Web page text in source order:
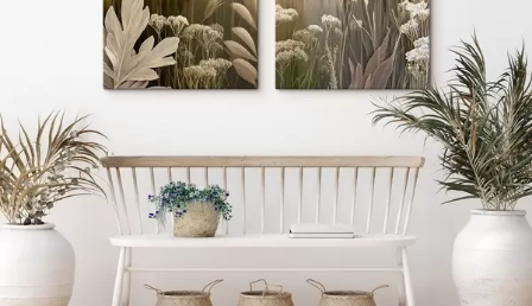
Найновіші
Очистити фільтр